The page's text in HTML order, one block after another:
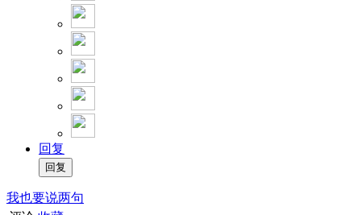
回复
我也要说两句